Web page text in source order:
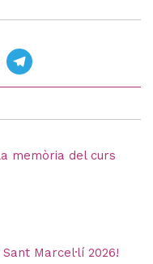
WhatsApp
memòria del curs
Marcel·lí 2026!